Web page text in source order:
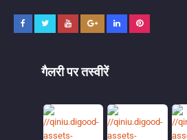
गैलरी पर तस्वीरें